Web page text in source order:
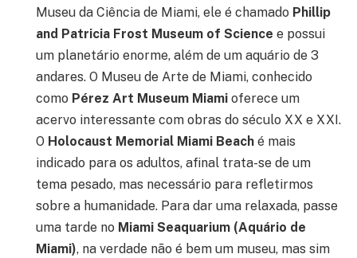
Museu da Ciência de Miami, ele é chamado Phillip
and Patricia Frost Museum of Science e possui
um planetário enorme, além de um aquário de 3
andares. O Museu de Arte de Miami, conhecido
como Pérez Art Museum Miami oferece um
acervo interessante com obras do século XX e XXI.
O Holocaust Memorial Miami Beach é mais
indicado para os adultos, afinal trata-se de um
tema pesado, mas necessário para refletirmos
sobre a humanidade. Para dar uma relaxada, passe
uma tarde no Miami Seaquarium (Aquário de
Miami), na verdade não é bem um museu, mas sim